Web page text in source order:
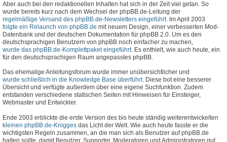
Aber auch bei den redaktionellen Inhalten hat sich in der Zeit viel getan. So
wurde bereits kurz nach dem Wechsel der phpBB.de-Leitung der
regelmäßige Versand des phpBB.de-Newsletters eingeführt. Im April 2003
folgte ein Relaunch von phpBB.de mit neuem Design, einer verbesserten Mod-
Datenbank und der deutschen Dokumentation für phpBB 2.0. Um es den
deutschsprachigen Benutzern von phpBB noch einfacher zu machen,
wurde das phpBB.de-Komplettpaket eingeführt. Es enthielt, wie auch heute, ein
für den deutschsprachigen Raum angepasstes phpBB.
Das ehemalige Anleitungsforum wurde immer unübersichtlicher und
wurde schließlich in die Knowledge Base überführt. Diese bot eine besserer
Übersicht und verfügte außerdem über eine eigene Suchfunktion. Zudem
entstanden verschiedene statischen Seiten mit Hinweisen für Einsteiger,
Webmaster und Entwickler.
Ende 2003 erblickte die erste Version des bis heute ständig weiterentwickelten
kleinen phpBB.de-Knigges das Licht der Welt. Wie auch heute fasste er die
wichtigsten Regeln zusammen, an die man sich als Benutzer auf phpBB.de
halten sollte, damit Benutzer, Supporter, Moderatoren und Administratoren gut